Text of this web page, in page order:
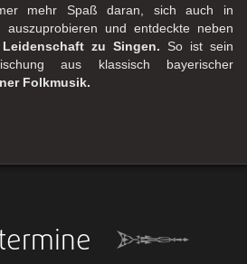
mehr Spaß daran, sich auch in
auszuprobieren und entdeckte neben
Leidenschaft zu Singen. So ist sein
aus klassisch bayerischer
Folkmusik.